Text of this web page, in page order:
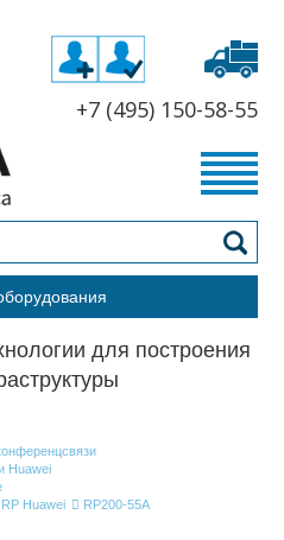
+7 (495) 150-58-55
для построения
Huawei
Huawei
RP200-55A